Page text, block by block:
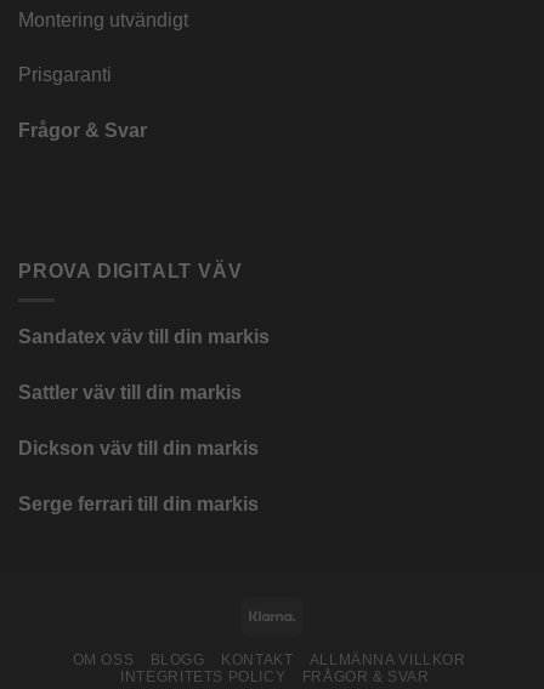
Montering utvändigt
Prisgaranti
Frågor & Svar
PROVA DIGITALT VÄV
Sandatex väv till din markis
Sattler väv till din markis
Dickson väv till din markis
Serge ferrari till din markis
OM OSS BLOGG KONTAKT
ALLMÄNNA VILLKOR
INTEGRITETS POLICY
FRÅGOR & SVAR